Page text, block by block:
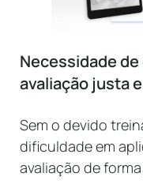
Necessidade
avaliação justa
Sem o devido
dificuldade em
avaliação de